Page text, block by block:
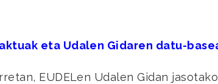
eta Udalen Gidaren datu-basea
EUDELen Udalen Gidan